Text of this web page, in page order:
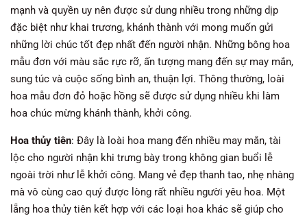
mạnh và quyền uy nên được sử dung nhiều trong những dịp
đặc biệt như khai trương, khánh thành với mong muốn gửi
những lời chúc tốt đẹp nhất đến người nhận. Những bông hoa
mẫu đơn với màu sắc rực rỡ, ấn tượng mang đến sự may mắn,
sung túc và cuộc sống bình an, thuận lợi. Thông thường, loài
hoa mẫu đơn đỏ hoặc hồng sẽ được sử dụng nhiều khi làm
hoa chúc mừng khánh thành, khởi công.
Hoa thủy tiên: Đây là loài hoa mang đến nhiều may mắn, tài
lộc cho người nhận khi trưng bày trong không gian buổi lễ
ngoài trời như lễ khởi công. Mang vẻ đẹp thanh tao, nhẹ nhàng
mà vô cùng cao quý được lòng rất nhiều người yêu hoa. Một
lẵng hoa thủy tiên kết hợp với các loại hoa khác sẽ giúp cho